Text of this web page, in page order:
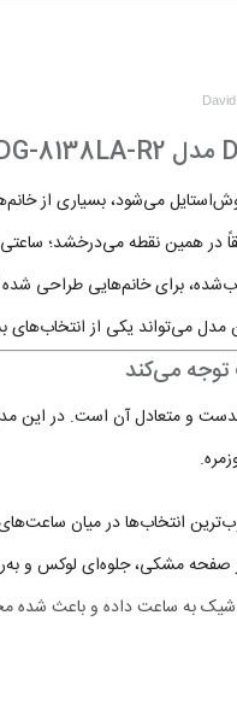
می‌شود، بسیاری از
در همین نقطه می‌درخشد؛
برای خانم‌هایی
مدل می‌تواند یکی از انتخاب‌های
می‌کند
و متعادل آن است. در این
مشکی، جلوه‌ای لوکس و
شیک به ساعت داده و باعث